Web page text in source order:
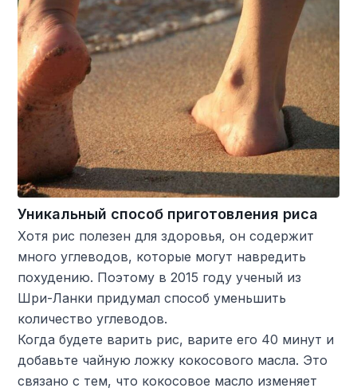
Уникальный способ приготовления риса
Хотя рис полезен для здоровья, он содержит
много углеводов, которые могут навредить
похудению. Поэтому в 2015 году ученый из
Шри-Ланки придумал способ уменьшить
количество углеводов.
Когда будете варить рис, варите его 40 минут и
добавьте чайную ложку кокосового масла. Это
связано с тем, что кокосовое масло изменяет